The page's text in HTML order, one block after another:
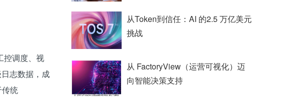
控调度、视
志数据，成
统
从Token到信任：AI 的2.5 万亿美元
挑战
从 FactoryView（运营可视化）迈
向智能决策支持